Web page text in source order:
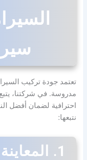
تعتمد جودة تركيب
مدروسة. في شركتنا،
احترافية لضمان أفضل
نتبعها:
1. المعاينة والتقييم الأولي